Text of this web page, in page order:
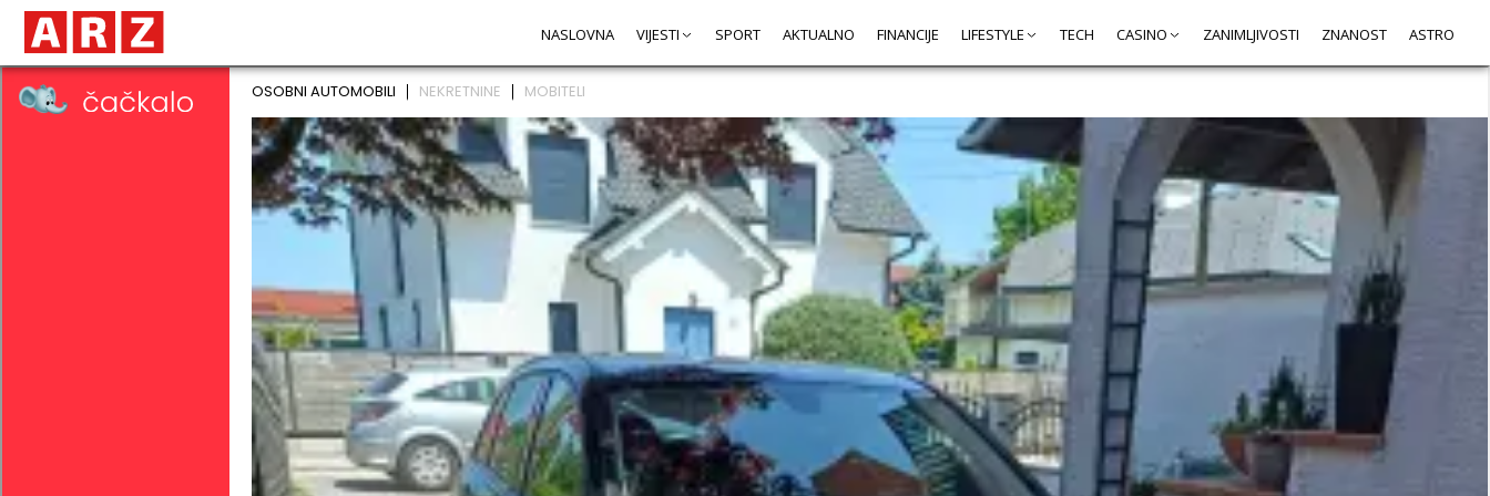
NASLOVNA VIJESTI SPORT AKTUALNO FINANCIJE LIFESTYLE TECH CASINO ZANIMLJIVOSTI ZNANOST ASTRO